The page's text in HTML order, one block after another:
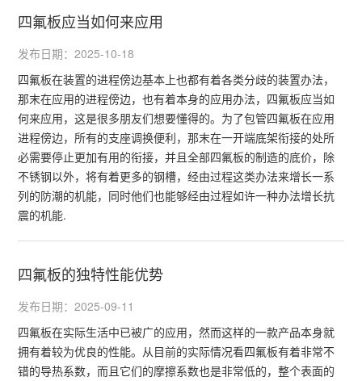
四氟板应当如何来应用
发布日期：2025-10-18
四氟板在装置的进程傍边基本上也都有着各类分歧的装置办法，
那末在应用的进程傍边，也有着本身的应用办法，四氟板应当如
何来应用，这是很多朋友们想要懂得的。为了包管四氟板在应用
进程傍边，所有的支座调换便利，那末在一开端底架衔接的处所
必需要停止更加有用的衔接，并且全部四氟板的制造的底价，除
不锈钢以外，将有着更多的钢槽，经由过程这类办法来增长一系
列的防潮的机能，同时他们也能够经由过程如许一种办法增长抗
震的机能.
四氟板的独特性能优势
发布日期：2025-09-11
四氟板在实际生活中已被广的应用，然而这样的一款产品本身就
拥有着较为优良的性能。从目前的实际情况看四氟板有着非常不
错的导热系数，而且它们的摩擦系数也是非常低的，整个表面的